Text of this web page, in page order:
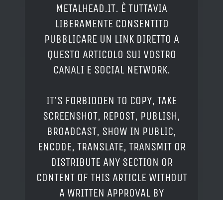
METALHEAD.IT. È TUTTAVIA
LIBERAMENTE CONSENTITO
PUBBLICARE UN LINK DIRETTO A
QUESTO ARTICOLO SUI VOSTRO
CANALI E SOCIAL NETWORK.
IT'S FORBIDDEN TO COPY, TAKE
SCREENSHOT, REPOST, PUBLISH,
BROADCAST, SHOW IN PUBLIC,
ENCODE, TRANSLATE, TRANSMIT OR
DISTRIBUTE ANY SECTION OR
CONTENT OF THIS ARTICLE WITHOUT
A WRITTEN APPROVAL BY